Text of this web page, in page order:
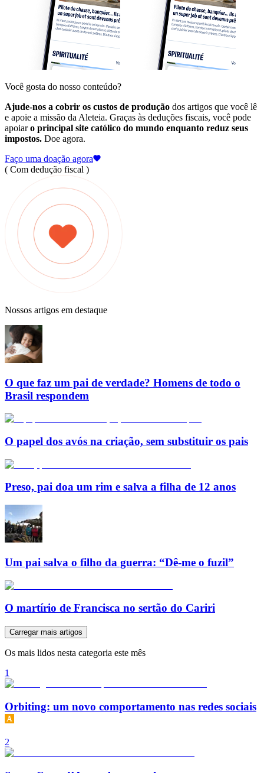
Você gosta do nosso conteúdo?
Ajude-nos a cobrir os custos de produção dos artigos que você lê
e apoie a missão da Aleteia. Graças às deduções fiscais, você pode
apoiaro principal site católico do mundo enquanto reduz seus
impostos. Doe agora.
Faço uma doação agora
( Com dedução fiscal )
Nossos artigos em destaque
O que faz um pai de verdade? Homens de todo o
Brasil respondem
O papel dos avós na criação, sem substituir os pais
Preso, pai doa um rim e salva a filha de 12 anos
Um pai salva o filho da guerra: “Dê-me o fuzil”
O martírio de Francisca no sertão do Cariri
Carregar mais artigos
Os mais lidos nesta categoria este mês
1
Orbiting: um novo comportamento nas redes sociais
2